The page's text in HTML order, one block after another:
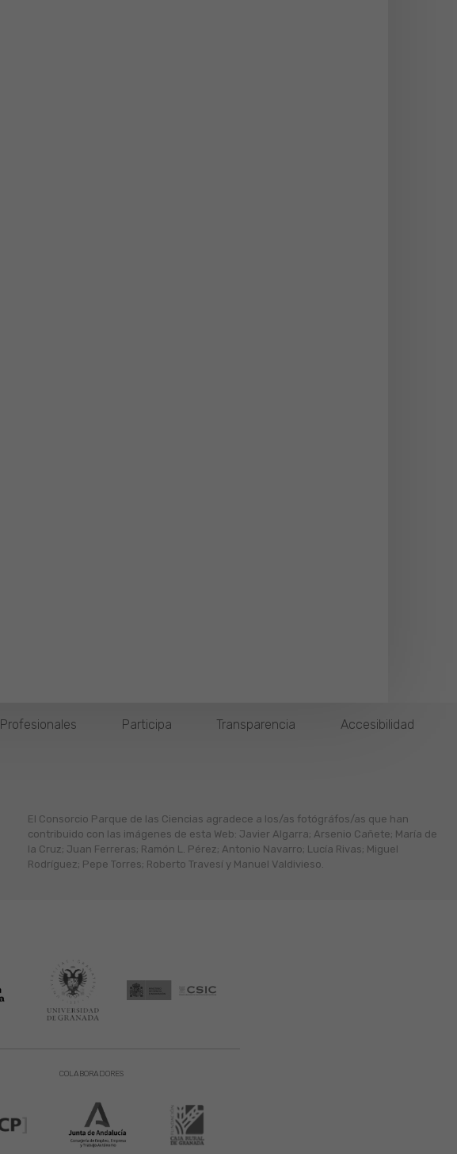
Profesionales Participa Transparencia Accesibilidad
El Consorcio Parque de las Ciencias agradece a los/as fotógráfos/as que han
contribuido con las imágenes de esta Web: Javier Algarra; Arsenio Cañete; María de
la Cruz; Juan Ferreras; Ramón L. Pérez; Antonio Navarro; Lucía Rivas; Miguel
Rodríguez; Pepe Torres; Roberto Travesí y Manuel Valdivieso.
COLABORADORES